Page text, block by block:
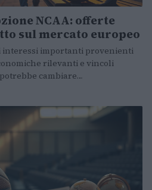
NCAA: offerte
sul mercato europeo
interessi importanti provenienti
rilevanti e vincoli
cambiare…